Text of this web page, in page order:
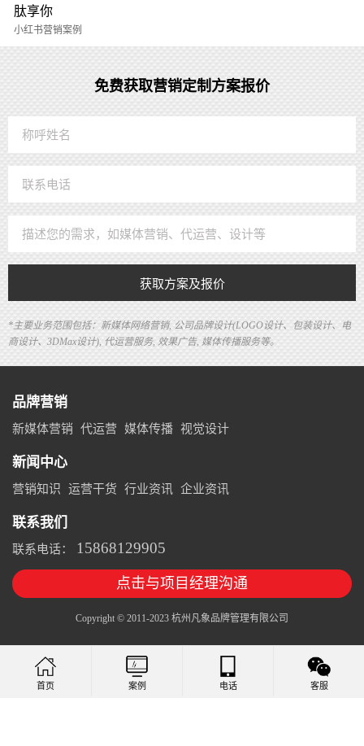
肽享你
小红书营销案例
免费获取营销定制方案报价
获取方案及报价
*主要业务范围包括：新媒体网络营销, 公司品牌设计(LOGO设计、包装设计、电
商设计、3DMax设计), 代运营服务, 效果广告, 媒体传播服务等。
品牌营销
新媒体营销 代运营 媒体传播 视觉设计
新闻中心
营销知识 运营干货 行业资讯 企业资讯
联系我们
联系电话： 15868129905
点击与项目经理沟通
Copyright © 2011-2023 杭州凡象品牌管理有限公司
首页 案例 电话 客服